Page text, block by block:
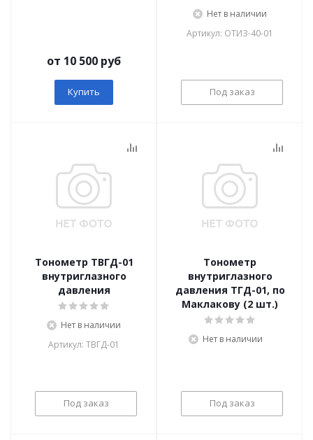
от 10 500 руб
Купить
Нет в наличии
Артикул: ОТИЗ-40-01
Под заказ
Тонометр ТВГД-01
внутриглазного
давления
Нет в наличии
Артикул: ТВГД-01
Под заказ
Тонометр
внутриглазного
давления ТГД-01, по
Маклакову (2 шт.)
Нет в наличии
Под заказ